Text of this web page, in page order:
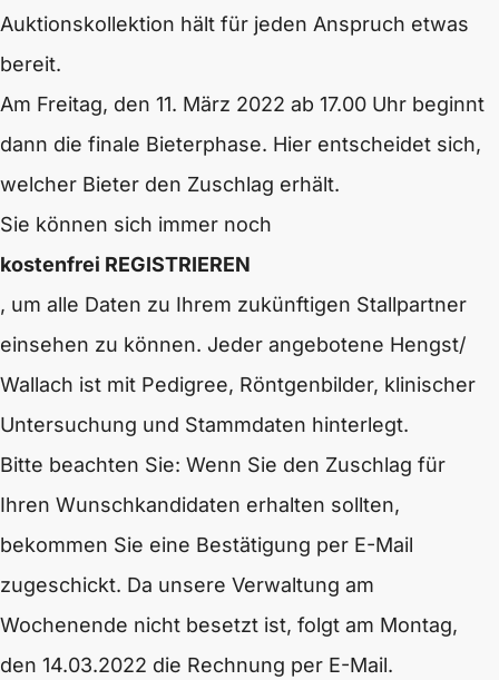
Auktionskollektion hält für jeden Anspruch etwas
bereit.
Am Freitag, den 11. März 2022 ab 17.00 Uhr beginnt
dann die finale Bieterphase. Hier entscheidet sich,
welcher Bieter den Zuschlag erhält.
Sie können sich immer noch
kostenfrei REGISTRIEREN
, um alle Daten zu Ihrem zukünftigen Stallpartner
einsehen zu können. Jeder angebotene Hengst/
Wallach ist mit Pedigree, Röntgenbilder, klinischer
Untersuchung und Stammdaten hinterlegt.
Bitte beachten Sie: Wenn Sie den Zuschlag für
Ihren Wunschkandidaten erhalten sollten,
bekommen Sie eine Bestätigung per E-Mail
zugeschickt. Da unsere Verwaltung am
Wochenende nicht besetzt ist, folgt am Montag,
den 14.03.2022 die Rechnung per E-Mail.